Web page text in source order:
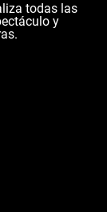
todas las
y